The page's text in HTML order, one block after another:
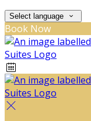
Select language
Book Now